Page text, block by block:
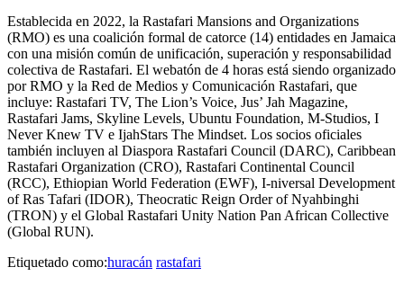
​Establecida en 2022, la Rastafari Mansions and Organizations
(RMO) es una coalición formal de catorce (14) entidades en Jamaica
con una misión común de unificación, superación y responsabilidad
colectiva de Rastafari. El webatón de 4 horas está siendo organizado
por RMO y la Red de Medios y Comunicación Rastafari, que
incluye: Rastafari TV, The Lion’s Voice, Jus’ Jah Magazine,
Rastafari Jams, Skyline Levels, Ubuntu Foundation, M-Studios, I
Never Knew TV e IjahStars The Mindset. Los socios oficiales
también incluyen al Diaspora Rastafari Council (DARC), Caribbean
Rastafari Organization (CRO), Rastafari Continental Council
(RCC), Ethiopian World Federation (EWF), I-niversal Development
of Ras Tafari (IDOR), Theocratic Reign Order of Nyahbinghi
(TRON) y el Global Rastafari Unity Nation Pan African Collective
(Global RUN).
Etiquetado como:huracán rastafari